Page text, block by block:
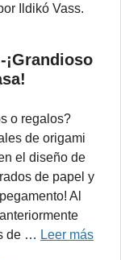
Ildikó Vass.
o regalos?
de origami
el diseño de
de papel y
Al
de … Leer más